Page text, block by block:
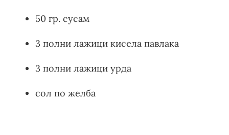
50 гр. сусам
3 полни лажици кисела павлака
3 полни лажици урда
сол по желба